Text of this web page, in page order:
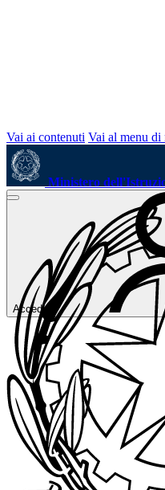
Vai ai contenuti Vai al menu di
Ministero
Accedi